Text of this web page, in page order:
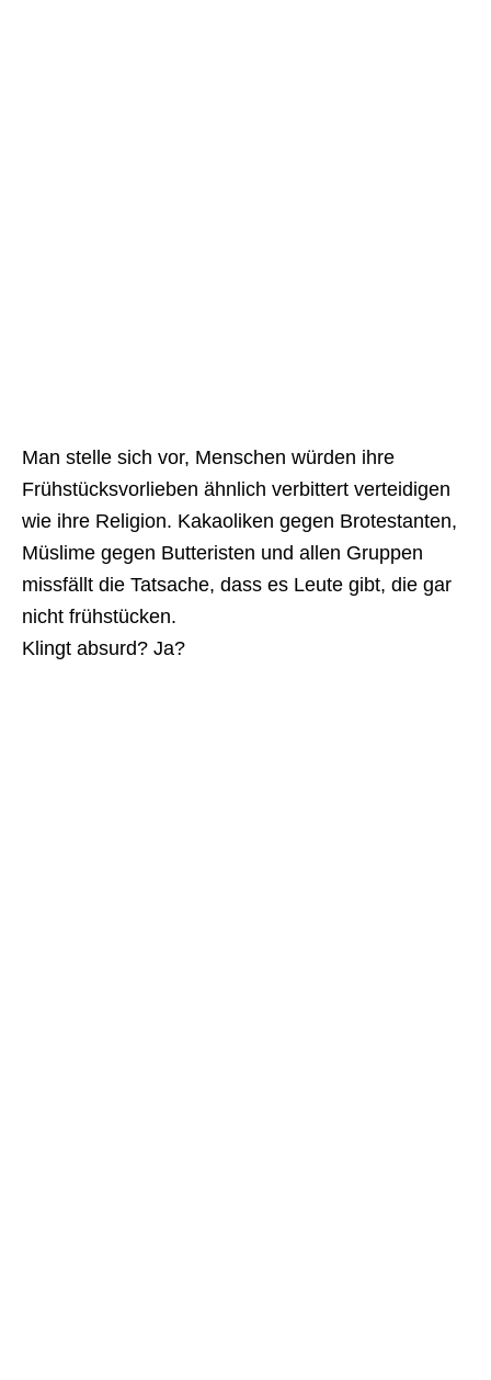
Man stelle sich vor, Menschen würden ihre
Frühstücksvorlieben ähnlich verbittert verteidigen
wie ihre Religion. Kakaoliken gegen Brotestanten,
Müslime gegen Butteristen und allen Gruppen
missfällt die Tatsache, dass es Leute gibt, die gar
nicht frühstücken.
Klingt absurd? Ja?